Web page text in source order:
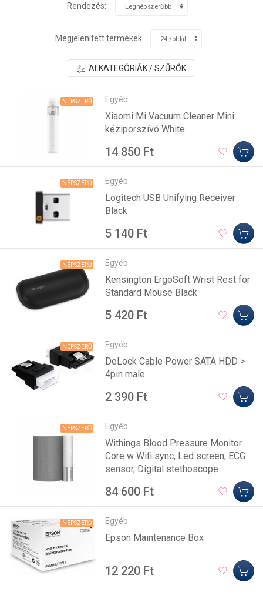
Rendezés:
Megjelenített termékek:
ALKATEGÓRIÁK / SZŰRŐK
NÉPSZERŰ Egyéb
Xiaomi Mi Vacuum Cleaner Mini
kéziporszívó White
14 850 Ft
NÉPSZERŰ Egyéb
Logitech USB Unifying Receiver
Black
5 140 Ft
NÉPSZERŰ Egyéb
Kensington ErgoSoft Wrist Rest for
Standard Mouse Black
5 420 Ft
NÉPSZERŰ Egyéb
DeLock Cable Power SATA HDD >
4pin male
2 390 Ft
NÉPSZERŰ Egyéb
Withings Blood Pressure Monitor
Core w Wifi sync, Led screen, ECG
sensor, Digital stethoscope
84 600 Ft
NÉPSZERŰ Egyéb
Epson Maintenance Box
12 220 Ft